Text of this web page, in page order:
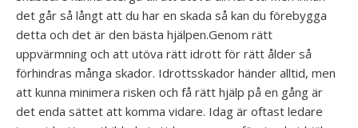
det går så långt att du har en skada så kan du förebygga
detta och det är den bästa hjälpen.Genom rätt
uppvärmning och att utöva rätt idrott för rätt ålder så
förhindras många skador. Idrottsskador händer alltid, men
att kunna minimera risken och få rätt hjälp på en gång är
det enda sättet att komma vidare. Idag är oftast ledare